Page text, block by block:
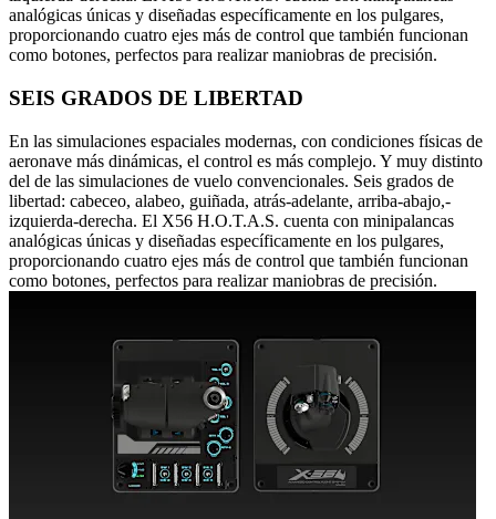
analógicas únicas y diseñadas específicamente en los pulgares,
proporcionando cuatro ejes más de control que también funcionan
como botones, perfectos para realizar maniobras de precisión.
SEIS GRADOS DE LIBERTAD
En las simulaciones espaciales modernas, con condiciones físicas de
aeronave más dinámicas, el control es más complejo. Y muy distinto
del de las simulaciones de vuelo convencionales. Seis grados de
libertad: cabeceo, alabeo, guiñada, atrás-adelante, arriba-abajo,-
izquierda-derecha. El X56 H.O.T.A.S. cuenta con minipalancas
analógicas únicas y diseñadas específicamente en los pulgares,
proporcionando cuatro ejes más de control que también funcionan
como botones, perfectos para realizar maniobras de precisión.